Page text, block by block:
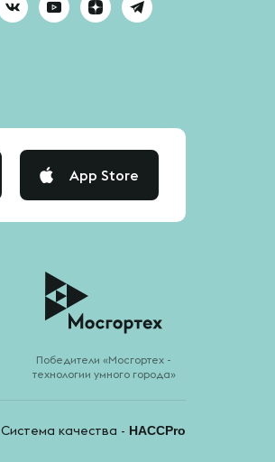
App Store
Победители «Мосгортех -
технологии умного города»
Система качества - HACCPro